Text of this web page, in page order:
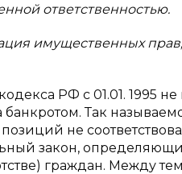
ответственностью.
имущественных
РФ с 01.01. 1995
Так
не
закон,
граждан. Между